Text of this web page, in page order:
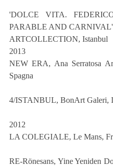
'DOLCE VITA.
PARABLE AND CARNIVAL'
ARTCOLLECTION, Istanbul
2013
NEW ERA, Ana Serratosa
Spagna
4/ISTANBUL, BonArt Galeri,
2012
LA COLEGIALE, Le Mans,
RE-Rönesans, Yine Yeniden